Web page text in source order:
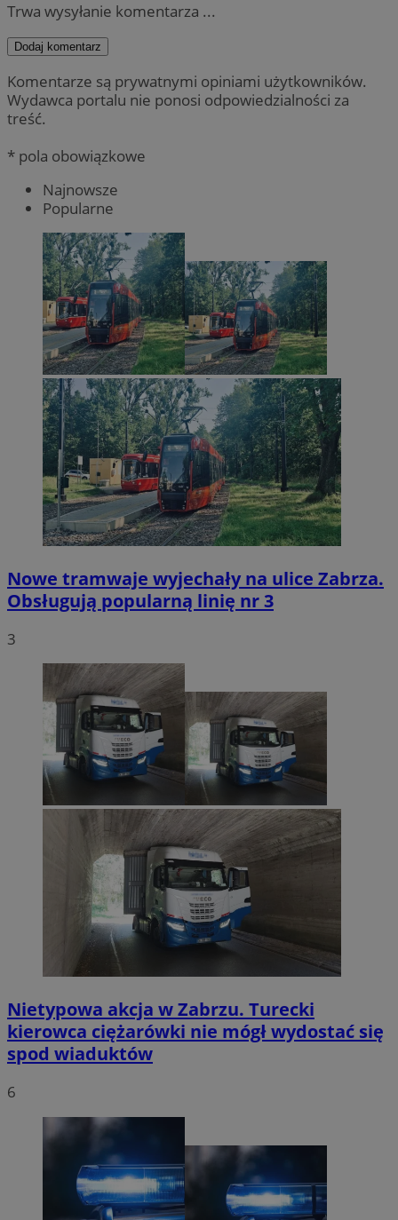
Trwa wysyłanie komentarza ...
Dodaj komentarz
Komentarze są prywatnymi opiniami użytkowników.
Wydawca portalu nie ponosi odpowiedzialności za
treść.
* pola obowiązkowe
Najnowsze
Popularne
Nowe tramwaje wyjechały na ulice Zabrza.
Obsługują popularną linię nr 3
3
Nietypowa akcja w Zabrzu. Turecki
kierowca ciężarówki nie mógł wydostać się
spod wiaduktów
6